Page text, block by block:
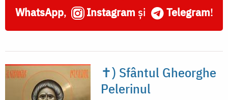
WhatsApp, Instagram și Telegram!
✝) Sfântul Gheorghe
Pelerinul